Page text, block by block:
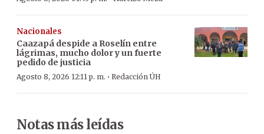
Nacionales
Caazapá despide a Roselín entre
lágrimas, mucho dolor y un fuerte
pedido de justicia
Agosto 8, 2026 12:11 p. m. · Redacción ÚH
Notas más leídas